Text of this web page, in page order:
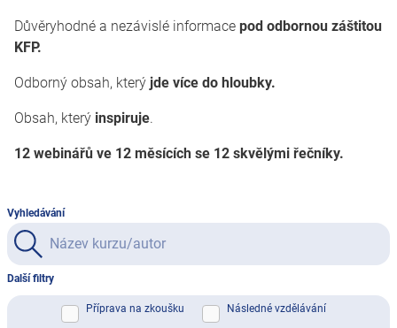
Důvěryhodné a nezávislé informace pod odbornou záštitou
KFP.
Odborný obsah, který jde více do hloubky.
Obsah, který inspiruje.
12 webinářů ve 12 měsících se 12 skvělými řečníky.
Vyhledávání
Další filtry
Příprava na zkoušku Následné vzdělávání